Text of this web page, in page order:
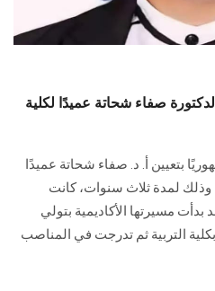
الدراسات العليا
الزائـرون
الان
صفاء شحاتة عميدًا لكلية
بتعيين أ. د. صفاء شحاتة عميدًا
وذلك لمدة ثلاث سنوات، كانت
بدأت مسيرتها الأكاديمية بتولي
التربية ثم تدرجت في المناصب